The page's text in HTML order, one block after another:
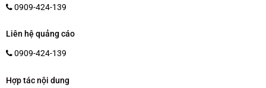
0909-424-139
Liên hệ quảng cáo
0909-424-139
Hợp tác nội dung